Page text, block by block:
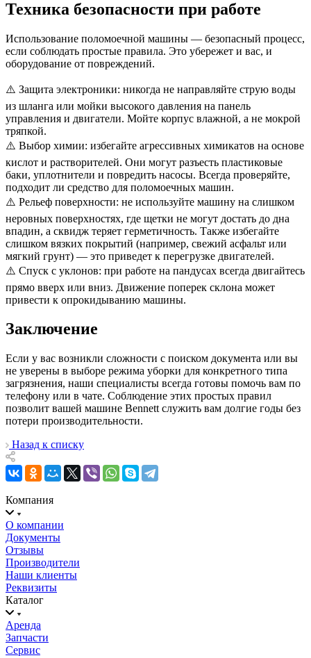
Техника безопасности при работе
Использование поломоечной машины — безопасный процесс,
если соблюдать простые правила. Это убережет и вас, и
оборудование от повреждений.
⚠️ Защита электроники: никогда не направляйте струю воды
из шланга или мойки высокого давления на панель
управления и двигатели. Мойте корпус влажной, а не мокрой
тряпкой.
⚠️ Выбор химии: избегайте агрессивных химикатов на основе
кислот и растворителей. Они могут разъесть пластиковые
баки, уплотнители и повредить насосы. Всегда проверяйте,
подходит ли средство для поломоечных машин.
⚠️ Рельеф поверхности: не используйте машину на слишком
неровных поверхностях, где щетки не могут достать до дна
впадин, а сквидж теряет герметичность. Также избегайте
слишком вязких покрытий (например, свежий асфальт или
мягкий грунт) — это приведет к перегрузке двигателей.
⚠️ Спуск с уклонов: при работе на пандусах всегда двигайтесь
прямо вверх или вниз. Движение поперек склона может
привести к опрокидыванию машины.
Заключение
Если у вас возникли сложности с поиском документа или вы
не уверены в выборе режима уборки для конкретного типа
загрязнения, наши специалисты всегда готовы помочь вам по
телефону или в чате. Соблюдение этих простых правил
позволит вашей машине Bennett служить вам долгие годы без
потери производительности.
Назад к списку
Компания
О компании
Документы
Отзывы
Производители
Наши клиенты
Реквизиты
Каталог
Аренда
Запчасти
Сервис